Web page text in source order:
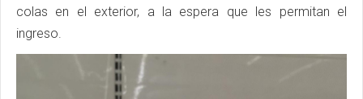
colas en el exterior, a la espera que les permitan el
ingreso.